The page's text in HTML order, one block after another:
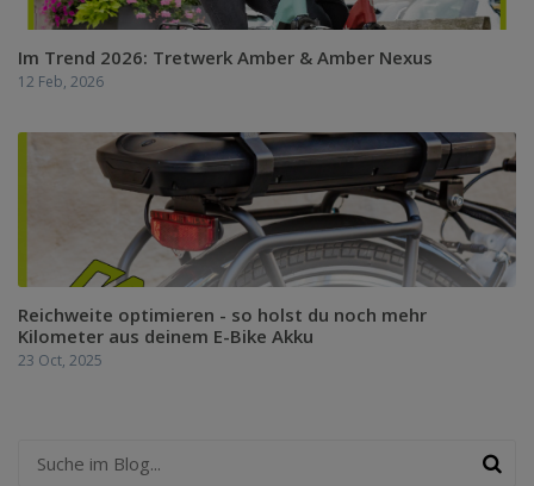
Im Trend 2026: Tretwerk Amber & Amber Nexus
12 Feb, 2026
Reichweite optimieren - so holst du noch mehr
Kilometer aus deinem E-Bike Akku
23 Oct, 2025